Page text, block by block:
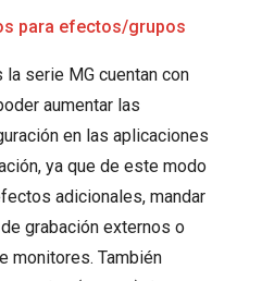
para efectos/grupos
serie MG cuentan con
aumentar las
en las aplicaciones
ya que de este modo
adicionales, mandar
grabación externos o
monitores. También